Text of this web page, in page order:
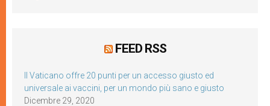
FEED RSS
Il Vaticano offre 20 punti per un accesso giusto ed
universale ai vaccini, per un mondo più sano e giusto
Dicembre 29, 2020